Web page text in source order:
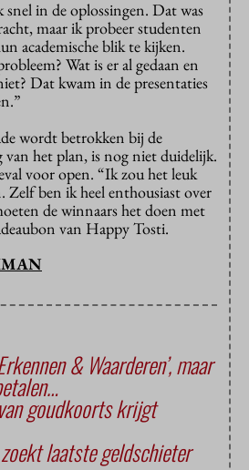
snel in de oplossingen. Dat was
maar ik probeer studenten
academische blik te kijken.
Wat is er al gedaan en
Dat kwam in de presentaties
wordt betrokken bij de
het plan, is nog niet duidelijk.
voor open. “Ik zou het leuk
Zelf ben ik heel enthousiast over
de winnaars het doen met
van Happy Tosti.
& Waarderen’, maar
goudkoorts krijgt
laatste geldschieter